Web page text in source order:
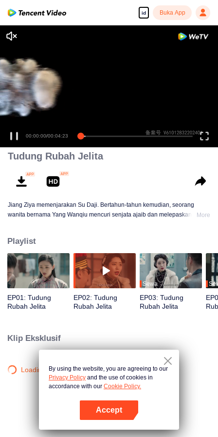
id Buka App
00:00:00/00:04:23
Tudung Rubah Jelita
Jiang Ziya memenjarakan Su Daji. Bertahun-tahun kemudian, seorang
wanita bernama Yang Wanqiu mencuri senjata ajaib dan melepaskan Daji.
Linglong. Jiang Tianshi datang untuk menyelamatkan, tetapi terluka oleh Su
Daji. Pada saat kritis, Yang Wanqiu membangkitkan jiwanya dan membuat
pilihan.
More
Playlist
EP01: Tudung
Rubah Jelita
EP02: Tudung
Rubah Jelita
Sewa
EP03: Tudung
Rubah Jelita
Klip Eksklusif
Loading…By using the website, you are agreeing to our
Privacy Policy and the use of cookies in
accordance with our Cookie Policy.
Accept